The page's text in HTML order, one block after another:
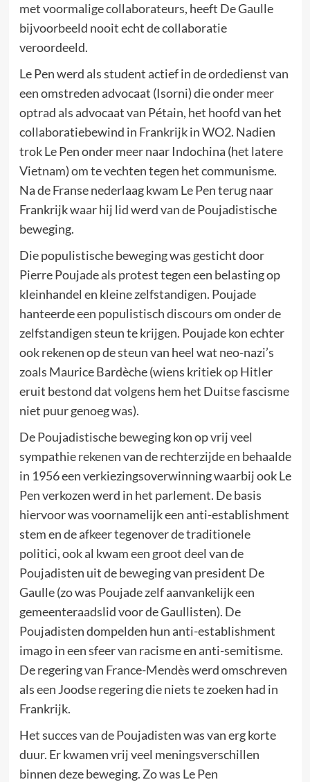
met voormalige collaborateurs, heeft De Gaulle
bijvoorbeeld nooit echt de collaboratie
veroordeeld.
Le Pen werd als student actief in de ordedienst van
een omstreden advocaat (Isorni) die onder meer
optrad als advocaat van Pétain, het hoofd van het
collaboratiebewind in Frankrijk in WO2. Nadien
trok Le Pen onder meer naar Indochina (het latere
Vietnam) om te vechten tegen het communisme.
Na de Franse nederlaag kwam Le Pen terug naar
Frankrijk waar hij lid werd van de Poujadistische
beweging.
Die populistische beweging was gesticht door
Pierre Poujade als protest tegen een belasting op
kleinhandel en kleine zelfstandigen. Poujade
hanteerde een populistisch discours om onder de
zelfstandigen steun te krijgen. Poujade kon echter
ook rekenen op de steun van heel wat neo-nazi’s
zoals Maurice Bardèche (wiens kritiek op Hitler
eruit bestond dat volgens hem het Duitse fascisme
niet puur genoeg was).
De Poujadistische beweging kon op vrij veel
sympathie rekenen van de rechterzijde en behaalde
in 1956 een verkiezingsoverwinning waarbij ook Le
Pen verkozen werd in het parlement. De basis
hiervoor was voornamelijk een anti-establishment
stem en de afkeer tegenover de traditionele
politici, ook al kwam een groot deel van de
Poujadisten uit de beweging van president De
Gaulle (zo was Poujade zelf aanvankelijk een
gemeenteraadslid voor de Gaullisten). De
Poujadisten dompelden hun anti-establishment
imago in een sfeer van racisme en anti-semitisme.
De regering van France-Mendès werd omschreven
als een Joodse regering die niets te zoeken had in
Frankrijk.
Het succes van de Poujadisten was van erg korte
duur. Er kwamen vrij veel meningsverschillen
binnen deze beweging. Zo was Le Pen